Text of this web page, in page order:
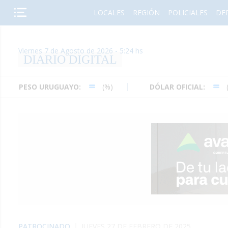
LOCALES REGIÓN POLICIALES
Viernes 7 de Agosto de 2026 - 5:24 hs
DIARIO DIGITAL
(%) DÓLAR OFICIAL: (%)